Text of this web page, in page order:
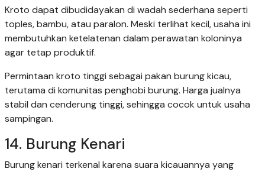
Kroto dapat dibudidayakan di wadah sederhana seperti
toples, bambu, atau paralon. Meski terlihat kecil, usaha ini
membutuhkan ketelatenan dalam perawatan koloninya
agar tetap produktif.
Permintaan kroto tinggi sebagai pakan burung kicau,
terutama di komunitas penghobi burung. Harga jualnya
stabil dan cenderung tinggi, sehingga cocok untuk usaha
sampingan.
14. Burung Kenari
Burung kenari terkenal karena suara kicauannya yang